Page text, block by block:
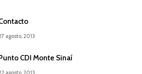
agosto, 2013
Punto CDI Monte Sinaí